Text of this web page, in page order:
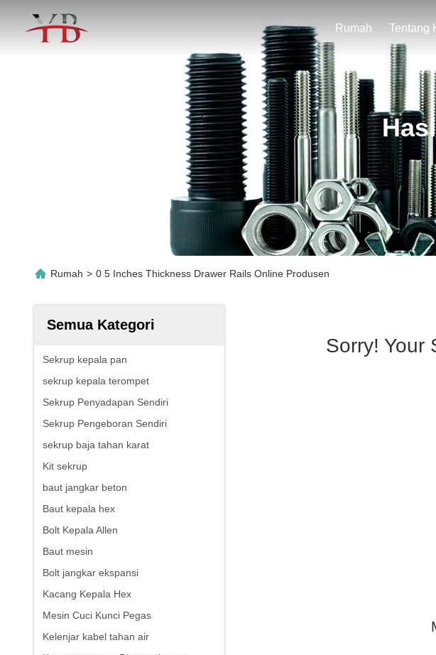
Rumah
Rumah > 0 5 Inches Thickness Drawer Rails Online Produsen
Semua Kategori
Sekrup kepala pan
sekrup kepala terompet
Sekrup Penyadapan Sendiri
Sekrup Pengeboran Sendiri
sekrup baja tahan karat
Kit sekrup
baut jangkar beton
Baut kepala hex
Bolt Kepala Allen
Baut mesin
Bolt jangkar ekspansi
Kacang Kepala Hex
Mesin Cuci Kunci Pegas
Kelenjar kabel tahan air
Sorry! Your